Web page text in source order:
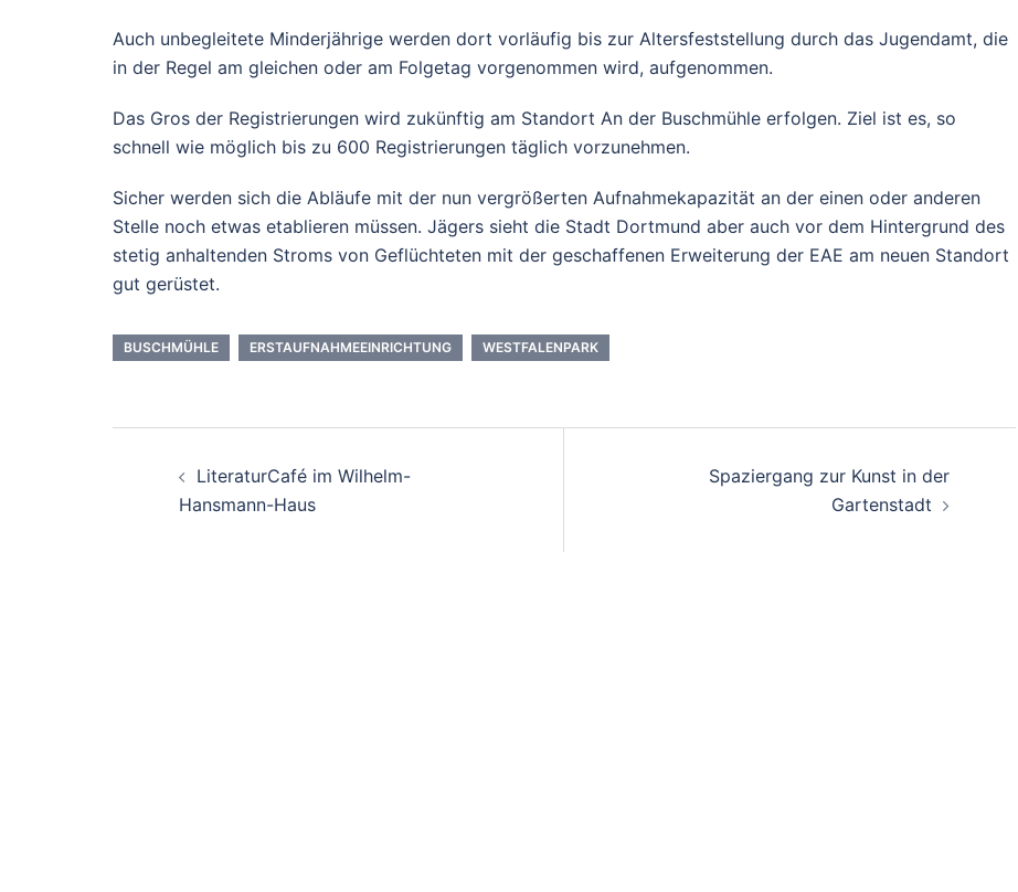
Auch unbegleitete Minderjährige werden dort vorläufig bis zur Altersfeststellung durch das Jugendamt, die
in der Regel am gleichen oder am Folgetag vorgenommen wird, aufgenommen.
Das Gros der Registrierungen wird zukünftig am Standort An der Buschmühle erfolgen. Ziel ist es, so
schnell wie möglich bis zu 600 Registrierungen täglich vorzunehmen.
Sicher werden sich die Abläufe mit der nun vergrößerten Aufnahmekapazität an der einen oder anderen
Stelle noch etwas etablieren müssen. Jägers sieht die Stadt Dortmund aber auch vor dem Hintergrund des
stetig anhaltenden Stroms von Geflüchteten mit der geschaffenen Erweiterung der EAE am neuen Standort
gut gerüstet.
BUSCHMÜHLE ERSTAUFNAHMEEINRICHTUNG WESTFALENPARK
Beitrags-
Navigation
LiteraturCafé im Wilhelm-
Hansmann-Haus
Spaziergang zur Kunst in der
Gartenstadt